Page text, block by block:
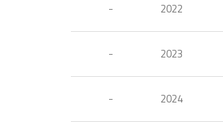
- 2022
- 2023
- 2024